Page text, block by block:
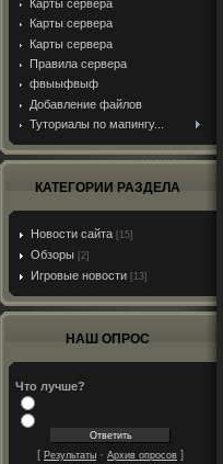
Карты сервера
Карты сервера
Карты сервера
Правила сервера
фвыыфвыф
Добавление файлов
Туториалы по мапингу...
КАТЕГОРИИ РАЗДЕЛА
Новости сайта [15]
Обзоры [2]
Игровые новости [13]
НАШ ОПРОС
Что лучше?
[ Результаты · Архив опросов ]